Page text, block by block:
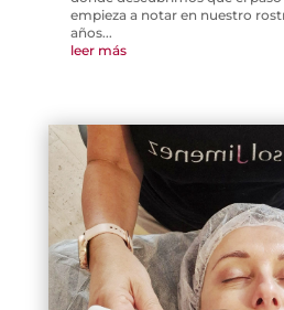
empieza a notar en nuestro
años...
leer más